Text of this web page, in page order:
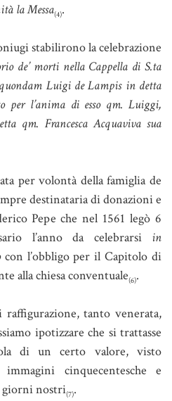
la Messa(4).
stabilirono la celebrazione
de’ morti nella Cappella di S.ta
Luigi de Lampis in detta
per l’anima di esso qm. Luiggi,
qm. Francesca Acquaviva sua
per volontà della famiglia de
destinataria di donazioni e
Pepe che nel 1561 legò 6
l’anno da celebrarsi in
con l’obbligo per il Capitolo di
alla chiesa conventuale(6).
tanto venerata,
ipotizzare che si trattasse
di un certo valore, visto
cinquecentesche e
giorni nostri(7).